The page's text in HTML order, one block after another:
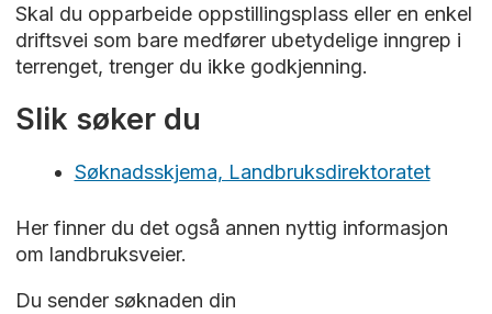
Skal du opparbeide oppstillingsplass eller en enkel
driftsvei som bare medfører ubetydelige inngrep i
terrenget, trenger du ikke godkjenning.
Slik søker du
Søknadsskjema, Landbruksdirektoratet
Her finner du det også annen nyttig informasjon
om landbruksveier.
Du sender søknaden din